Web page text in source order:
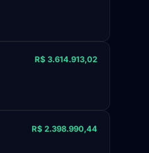
R$ 3.614.913,02
R$ 2.398.990,44